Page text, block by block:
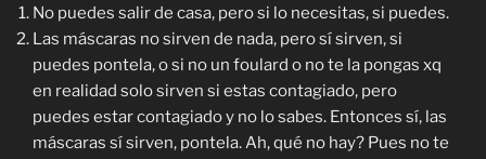
No puedes salir de casa, pero si lo necesitas, si puedes.
Las máscaras no sirven de nada, pero sí sirven, si
puedes pontela, o si no un foulard o no te la pongas xq
en realidad solo sirven si estas contagiado, pero
puedes estar contagiado y no lo sabes. Entonces sí, las
máscaras sí sirven, pontela. Ah, qué no hay? Pues no te